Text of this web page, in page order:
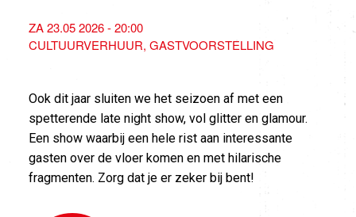
ZA 23.05 2026 - 20:00
CULTUURVERHUUR GASTVOORSTELLING
Ook dit jaar sluiten we het seizoen af met een
spetterende late night show, vol glitter en glamour.
Een show waarbij een hele rist aan interessante
gasten over de vloer komen en met hilarische
fragmenten. Zorg dat je er zeker bij bent!